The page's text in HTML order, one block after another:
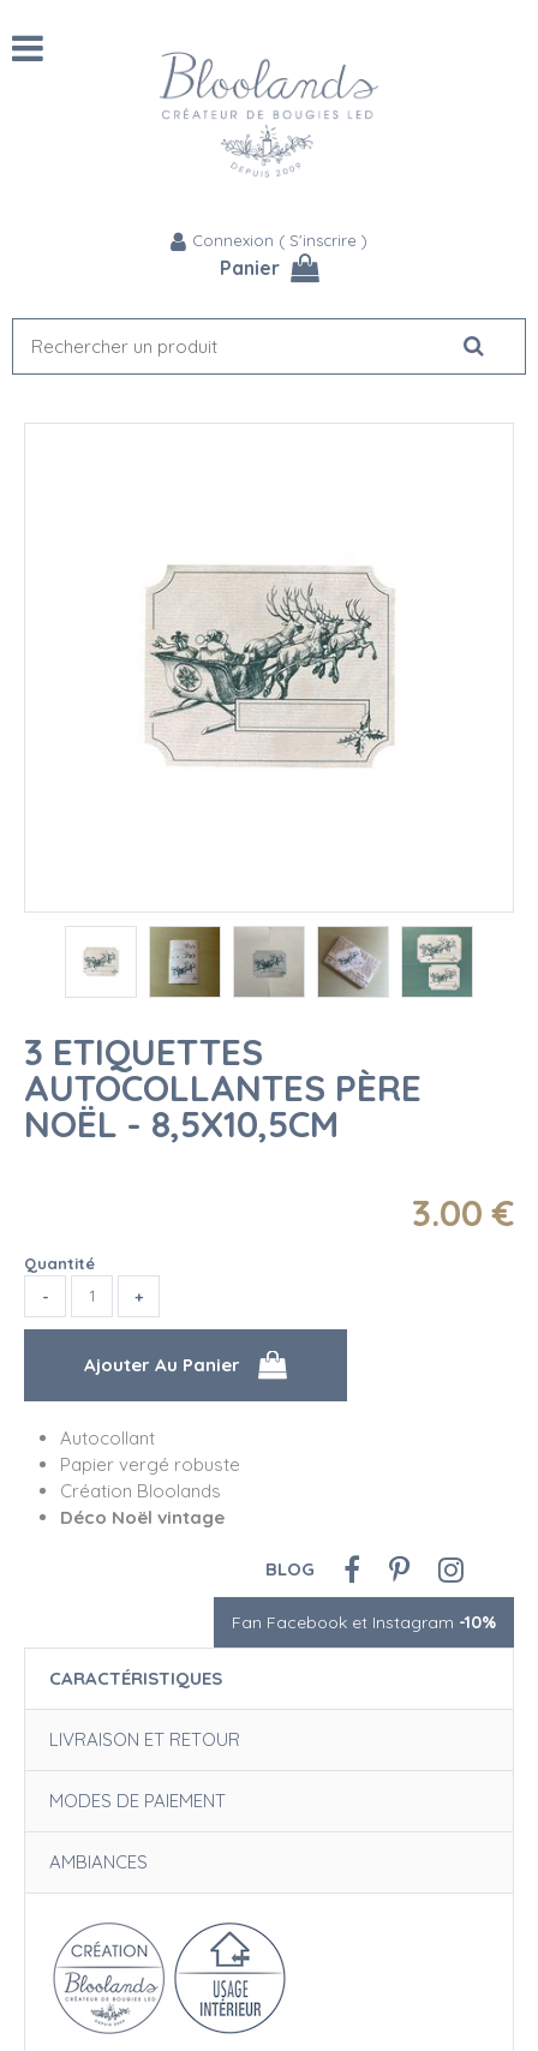
Connexion ( S'inscrire )
Panier
3 ETIQUETTES
AUTOCOLLANTES PÈRE
NOËL - 8,5X10,5CM
3.00 €
Quantité
Autocollant
Papier vergé robuste
Création Bloolands
Déco Noël vintage
BLOG
Fan Facebook et Instagram -10%
CARACTÉRISTIQUES
LIVRAISON ET RETOUR
MODES DE PAIEMENT
AMBIANCES